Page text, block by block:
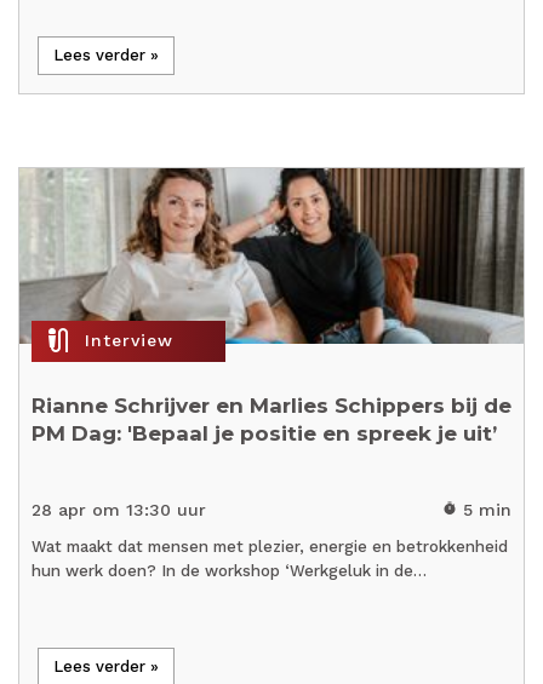
Lees verder »
mic_external_on Interview
Rianne Schrijver en Marlies Schippers bij de
PM Dag: 'Bepaal je positie en spreek je uit’
28 apr om 13:30 uur timer 5 min
Wat maakt dat mensen met plezier, energie en betrokkenheid
hun werk doen? In de workshop ‘Werkgeluk in de…
Lees verder »